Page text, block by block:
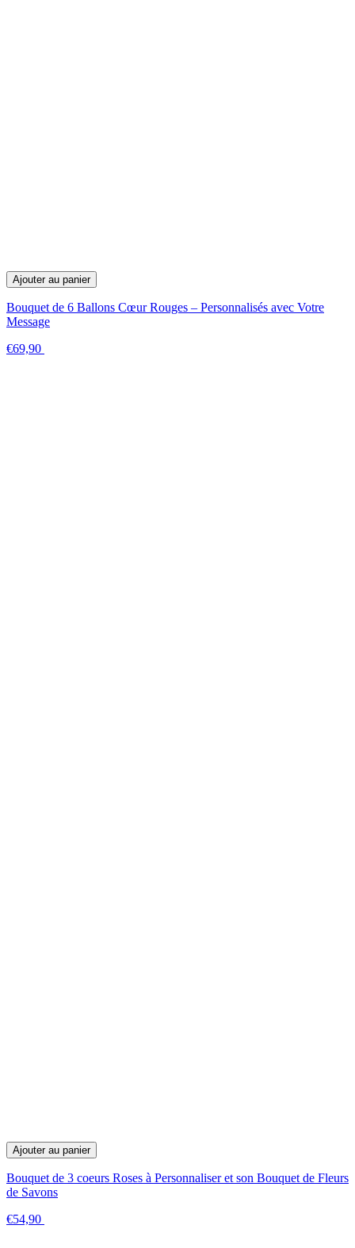
Ajouter au panier
Bouquet de 6 Ballons Cœur Rouges – Personnalisés avec Votre
Message
€69,90
Ajouter au panier
Bouquet de 3 coeurs Roses à Personnaliser et son Bouquet de Fleurs
de Savons
€54,90